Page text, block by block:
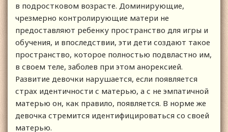
в подростковом возрасте. Доминирующие,
чрезмерно контролирующие матери не
предоставляют ребенку пространство для игры и
обучения, и впоследствии, эти дети создают такое
пространство, которое полностью подвластно им,
в своем теле, заболев при этом анорексией.
Развитие девочки нарушается, если появляется
страх идентичности с матерью, а с не эмпатичной
матерью он, как правило, появляется. В норме же
девочка стремится идентифицироваться со своей
матерью.